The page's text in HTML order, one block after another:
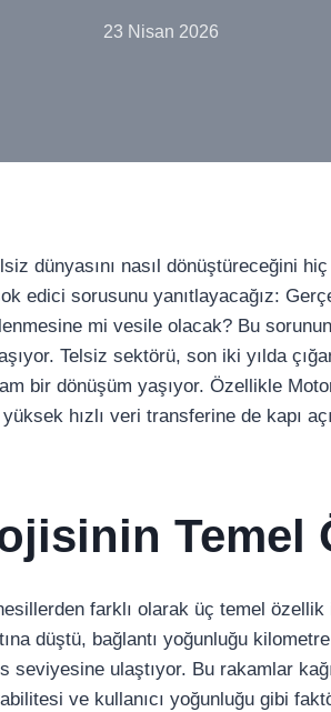
23 Nisan 2026
dünyasını nasıl dönüştüreceğini
edici sorusunu yanıtlayacağız:
mi vesile olacak? Bu
Telsiz sektörü, son iki yılda
bir dönüşüm yaşıyor. Özellikle
hızlı veri transferine de kapı
Temel
farklı olarak üç temel özellik
düştü, bağlantı yoğunluğu
seviyesine ulaştıyor. Bu rakamlar
ve kullanıcı yoğunluğu gibi